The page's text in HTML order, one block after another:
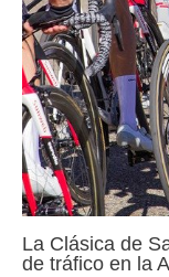
La Clásica de
de tráfico en la